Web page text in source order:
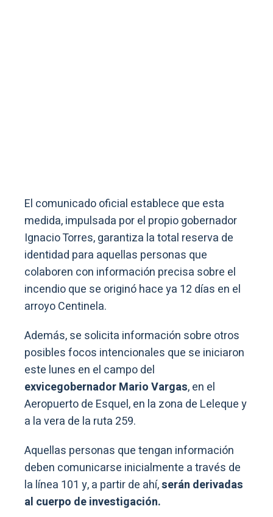
El comunicado oficial establece que esta
medida, impulsada por el propio gobernador
Ignacio Torres, garantiza la total reserva de
identidad para aquellas personas que
colaboren con información precisa sobre el
incendio que se originó hace ya 12 días en el
arroyo Centinela.
Además, se solicita información sobre otros
posibles focos intencionales que se iniciaron
este lunes en el campo del
exvicegobernador Mario Vargas, en el
Aeropuerto de Esquel, en la zona de Leleque y
a la vera de la ruta 259.
Aquellas personas que tengan información
deben comunicarse inicialmente a través de
la línea 101 y, a partir de ahí,serán derivadas
al cuerpo de investigación.